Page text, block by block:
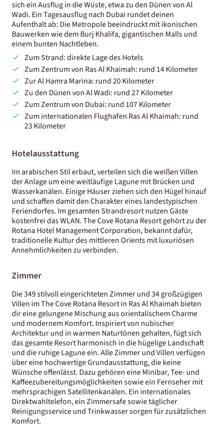
sich ein Ausflug in die Wüste, etwa zu den Dünen von Al
Wadi. Ein Tagesausflug nach Dubai rundet deinen
Aufenthalt ab: Die Metropole beeindruckt mit ikonischen
Bauwerken wie dem Burj Khalifa, gigantischen Malls und
einem bunten Nachtleben.
Zum Strand: direkte Lage des Hotels
Zum Zentrum von Ras Al Khaimah: rund 14 Kilometer
Zur Al Hamra Marina: rund 20 Kilometer
Zu den Dünen von Al Wadi: rund 27 Kilometer
Zum Zentrum von Dubai: rund 107 Kilometer
Zum internationalen Flughafen Ras Al Khaimah: rund
23 Kilometer
Hotelausstattung
Im arabischen Stil erbaut, verteilen sich die weißen Villen
der Anlage um eine weitläufige Lagune mit Brücken und
Wasserkanälen. Einige Häuser ziehen sich den Hügel hinauf
und schaffen damit den Charakter eines landestypischen
Feriendorfes. Im gesamten Strandresort nutzen Gäste
kostenfrei das WLAN. The Cove Rotana Resort gehört zu der
Rotana Hotel Management Corporation, bekannt dafür,
traditionelle Kultur des mittleren Orients mit luxuriösen
Annehmlichkeiten zu verbinden.
Zimmer
Die 349 stilvoll eingerichteten Zimmer und 34 großzügigen
Villen im The Cove Rotana Resort in Ras Al Khaimah bieten
dir eine gelungene Mischung aus orientalischem Charme
und modernem Komfort. Inspiriert von nubischer
Architektur und in warmen Naturtönen gehalten, fügt sich
das gesamte Resort harmonisch in die hügelige Landschaft
und die ruhige Lagune ein. Alle Zimmer und Villen verfügen
über eine hochwertige Grundausstattung, die keine
Wünsche offenlässt. Dazu gehören eine Minibar, Tee- und
Kaffeezubereitungsmöglichkeiten sowie ein Fernseher mit
mehrsprachigen Satellitenkanälen. Ein internationales
Direktwahltelefon, ein Zimmersafe sowie täglicher
Reinigungsservice und Trinkwasser sorgen für zusätzlichen
Komfort.